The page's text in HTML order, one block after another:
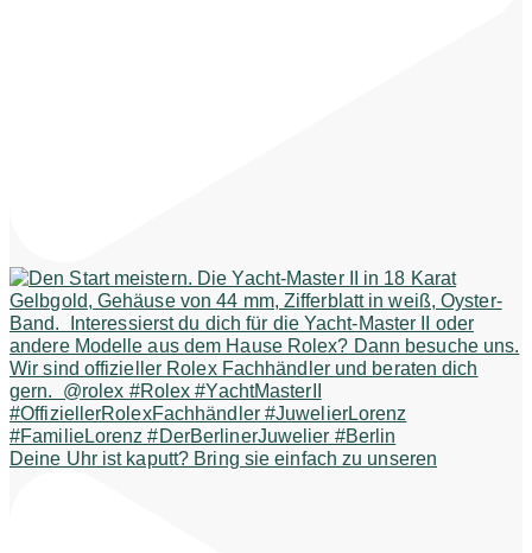
Deine Uhr ist kaputt? Bring sie einfach zu unseren